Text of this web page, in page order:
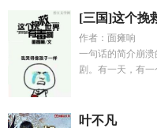
[三国]这个挽
作者：面瘫响
一句话的简介崩
剧。有一天，有
叶不凡